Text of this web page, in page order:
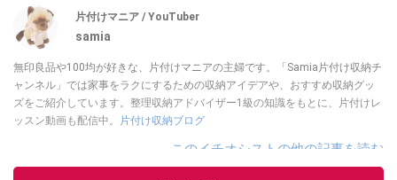
片付けマニア / YouTuber
samia
無印良品や100均が好きな、片付けマニアの主婦です。「Samia片付け収納チ
ャンネル」では家事をラクにするための収納アイデアや、おすすめ収納グッ
ズをご紹介しています。整理収納アドバイザー1級の知識をもとに、片付けレ
ッスン動画も配信中。
片付け収納ブログ
このイチオシストの他の記事を読む